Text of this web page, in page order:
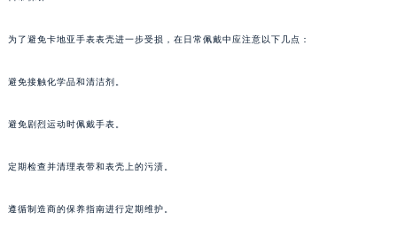
为了避免卡地亚手表表壳进一步受损，在日常佩戴中应注意以下几点：
避免接触化学品和清洁剂。
避免剧烈运动时佩戴手表。
定期检查并清理表带和表壳上的污渍。
遵循制造商的保养指南进行定期维护。